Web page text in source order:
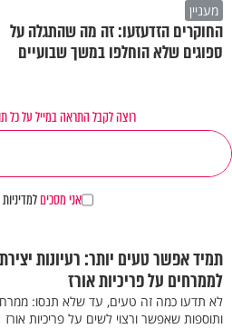
מעניין
החוקרים הזדעזעו: זה מה שהתגלה על
ספוגים שלא הוחלפו במשך שבועיים
רוצה לקבל התראה במייל על כל
אני מסכים
תמיד אפשר טעים יותר: רעיונות
לממרחים על פריכיות אורז
לא תדעו כמה זה טעים, עד שלא תנסו:
ותוספות שאפשר ורצוי לשים על פריכיות אורז